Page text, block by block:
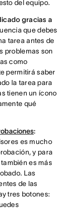
del equipo.
gracias a
que debes
tarea antes de
problemas son
como
permitirá saber
la tarea para
tienen un ícono
qué
:
es mucho
y para
es más
Las
de las
tres botones: